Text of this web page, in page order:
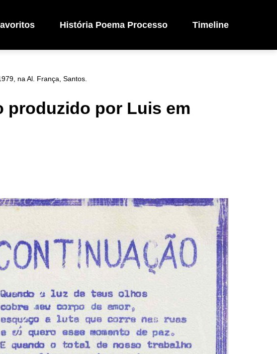
História Poema Processo Timeline
na Al. França, Santos.
produzido por Luis em